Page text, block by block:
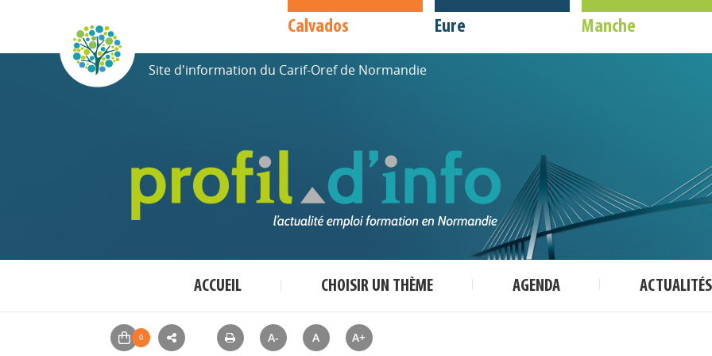
Calvados Eure Manche
Site d'information du Carif-Oref de Normandie
ACCUEIL CHOISIR UN THÈME AGENDA ACTUALITÉS
A- A A+